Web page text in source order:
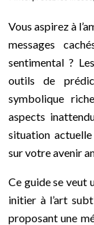
Vous aspirez à
messages
sentimental ?
outils de
symbolique
aspects
situation
sur votre avenir
Ce guide se veut
initier à l’art
proposant une